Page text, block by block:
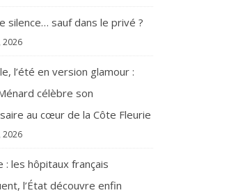
silence… sauf dans le privé ?
2026
l’été en version glamour :
célèbre son
au cœur de la Côte Fleurie
2026
: les hôpitaux français
l’État découvre enfin